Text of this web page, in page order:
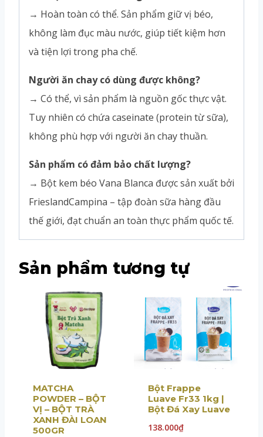
→ Hoàn toàn có thể. Sản phẩm giữ vị béo,
không làm đục màu nước, giúp tiết kiệm hơn
và tiện lợi trong pha chế.
Người ăn chay có dùng được không?
→ Có thể, vì sản phẩm là nguồn gốc thực vật.
Tuy nhiên có chứa caseinate (protein từ sữa),
không phù hợp với người ăn chay thuần.
Sản phẩm có đảm bảo chất lượng?
→ Bột kem béo Vana Blanca được sản xuất bởi
FrieslandCampina – tập đoàn sữa hàng đầu
thế giới, đạt chuẩn an toàn thực phẩm quốc tế.
Sản phẩm tương tự
MATCHA
POWDER – BỘT
VỊ – BỘT TRÀ
XANH ĐÀI LOAN
500GR
Bột Frappe
Luave Fr33 1kg |
Bột Đá Xay Luave
138.000₫